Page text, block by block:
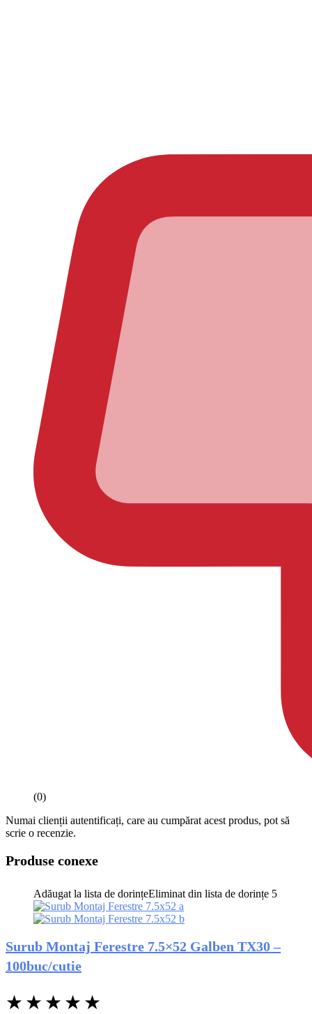
(0)
Numai clienții autentificați, care au cumpărat acest produs, pot să
scrie o recenzie.
Produse conexe
Adăugat la lista de dorințeEliminat din lista de dorințe 5
Surub Montaj Ferestre 7.5×52 Galben TX30 –
100buc/cutie
★ ★ ★ ★ ★